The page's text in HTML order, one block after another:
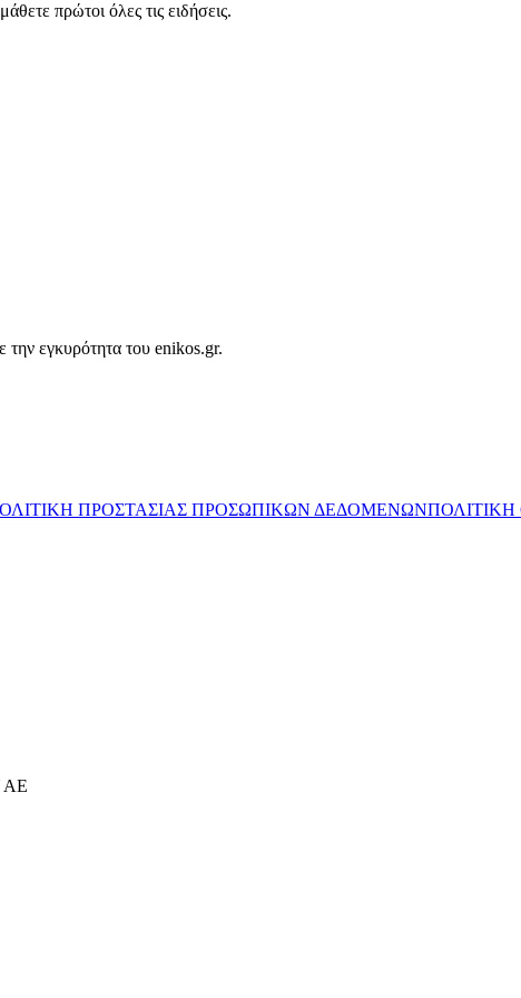
πρώτοι όλες τις ειδήσεις.
την εγκυρότητα του enikos.gr.
ΠΡΟΣΤΑΣΙΑΣ ΠΡΟΣΩΠΙΚΩΝ ΔΕΔΟΜΕΝΩΝΠΟΛΙΤΙΚΗ
ΑΕ